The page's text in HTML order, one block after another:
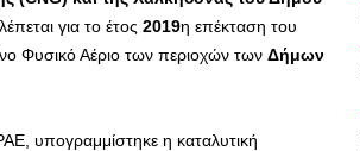
για το έτος 2019η επέκταση του
Φυσικό Αέριο των περιοχών των Δήμων
υπογραμμίστηκε η καταλυτική